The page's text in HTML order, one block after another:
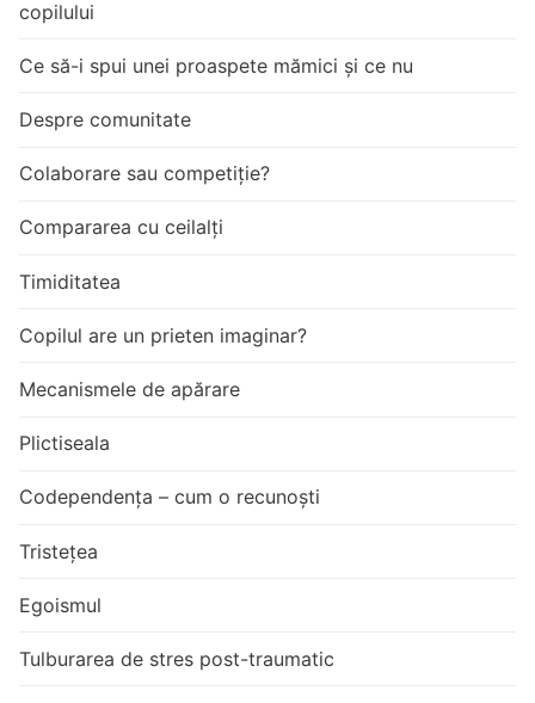
copilului
Ce să-i spui unei proaspete mămici și ce nu
Despre comunitate
Colaborare sau competiție?
Compararea cu ceilalți
Timiditatea
Copilul are un prieten imaginar?
Mecanismele de apărare
Plictiseala
Codependența – cum o recunoști
Tristețea
Egoismul
Tulburarea de stres post-traumatic